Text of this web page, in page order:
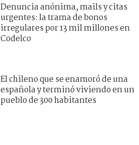
Denuncia anónima, mails y citas
urgentes: la trama de bonos
irregulares por 13 mil millones en
Codelco
El chileno que se enamoró de una
española y terminó viviendo en un
pueblo de 300 habitantes